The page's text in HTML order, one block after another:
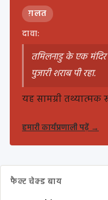
ग़लत
दावा:
तमिलनाडु के एक
पुजारी शराब पी रहा.
यह सामग्री
हमारी कार्यप्रणाली पढ़ें→
फैक्ट चेक्ड बाय